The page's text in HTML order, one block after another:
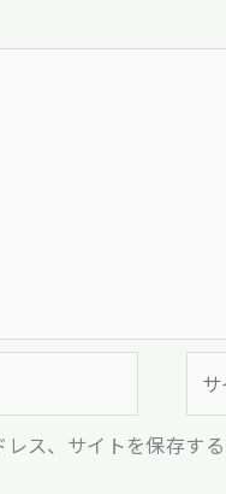
ト
ス、サイトを保存す